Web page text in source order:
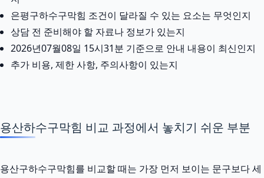
은평구하수구막힘 조건이 달라질 수 있는 요소는 무엇인지
상담 전 준비해야 할 자료나 정보가 있는지
2026년07월08일 15시31분 기준으로 안내 내용이 최신인지
추가 비용, 제한 사항, 주의사항이 있는지
용산하수구막힘 비교 과정에서 놓치기 쉬운 부분
용산구하수구막힘를 비교할 때는 가장 먼저 보이는 문구보다 세